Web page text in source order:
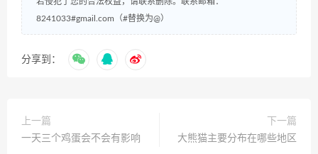
8241033#gmail.com（#替换为@）
分享到：
上一篇
一天三个鸡蛋会不会有影响
下一篇
大熊猫主要分布在哪些地区